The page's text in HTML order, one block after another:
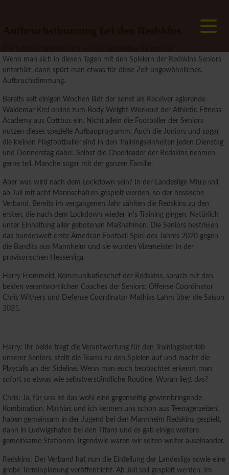
Wenn man sich in diesen Tagen mit den Spielern der Redskins Seniors
unterhält, dann spürt man etwas für diese Zeit ungewöhnliches.
Aufbruchstimmung.
Bereits seit einigen Wochen lädt der sonst als Receiver agierende
Waldemar Krel online zum Body Weight Workout der Athletic Fitness
Academy aus Cottbus ein. Nicht allein die Footballer der Seniors
nutzen dieses spezielle Aufbauprogramm. Auch die Juniors und sogar
die kleinen Flagfootballer sind in den Trainingseinheiten jeden Dienstag
und Donnerstag dabei. Selbst die Cheerleader der Redskins nehmen
gerne teil. Manche sogar mit der ganzen Familie.
Aber was wird nach dem Lockdown sein? In der Landeslige Mitte soll
ab Juli mit acht Mannschaften gespielt werden, so der hessische
Verband. Bereits im vergangenen Jahr zählten die Redskins zu den
ersten, die nach dem Lockdown wieder in’s Training gingen. Natürlich
unter Einhaltung aller gebotenen Maßnahmen. Die Seniors bestritten
das bundesweit erste American Football Spiel des Jahres 2020 gegen
die Bandits aus Mannheim und sie wurden Vizemeister in der
provisorischen Hessenliga.
Harry Frommeld, Kommunikatioschef der Redskins, sprach mit den
beiden verantwortlichen Coaches der Seniors: Offense Coordinator
Chris Withers und Defense Coordinator Mathias Lahm über die Saison
2021.
Harry: Ihr beide tragt die Verantwortung für den Trainingsbetrieb
unserer Seniors, stellt die Teams zu den Spielen auf und macht die
Playcalls an der Sideline. Wenn man euch beobachtet erkennt man
sofort so etwas wie selbstverständliche Routine. Woran liegt das?
Chris: Ja, für uns ist das wohl eine gegenseitig gewinnbringende
Kombination. Mathias und ich kennen uns schon aus Teenagerzeiten,
haben gemeinsam in der Jugend bei den Mannheim Redskins gespielt,
dann in Ludwigshafen bei den Titans und es gab einige weitere
gemeinsame Stationen. Irgendwie waren wir selten weiter auseinander.
Redskins: Der Verband hat nun die Einteilung der Landesliga sowie eine
grobe Terminplanung veröffentlicht. Ab Juli soll gespielt werden. Im